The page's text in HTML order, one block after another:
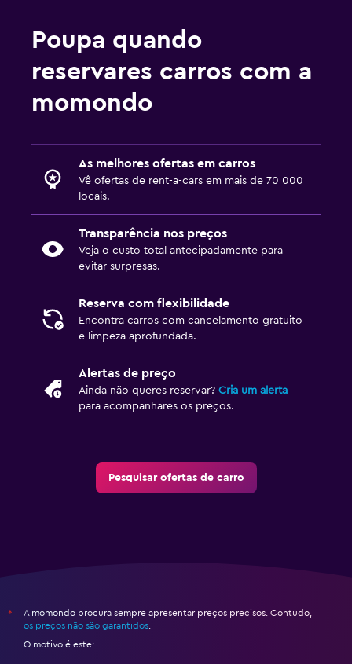
Poupa quando
reservares carros com a
momondo
As melhores ofertas em carros
Vê ofertas de rent-a-cars em mais de 70 000
locais.
Transparência nos preços
Veja o custo total antecipadamente para
evitar surpresas.
Reserva com flexibilidade
Encontra carros com cancelamento gratuito
e limpeza aprofundada.
Alertas de preço
Ainda não queres reservar? Cria um alerta
para acompanhares os preços.
Pesquisar ofertas de carro
*
A momondo procura sempre apresentar preços precisos. Contudo,
os preços não são garantidos
O motivo é este: